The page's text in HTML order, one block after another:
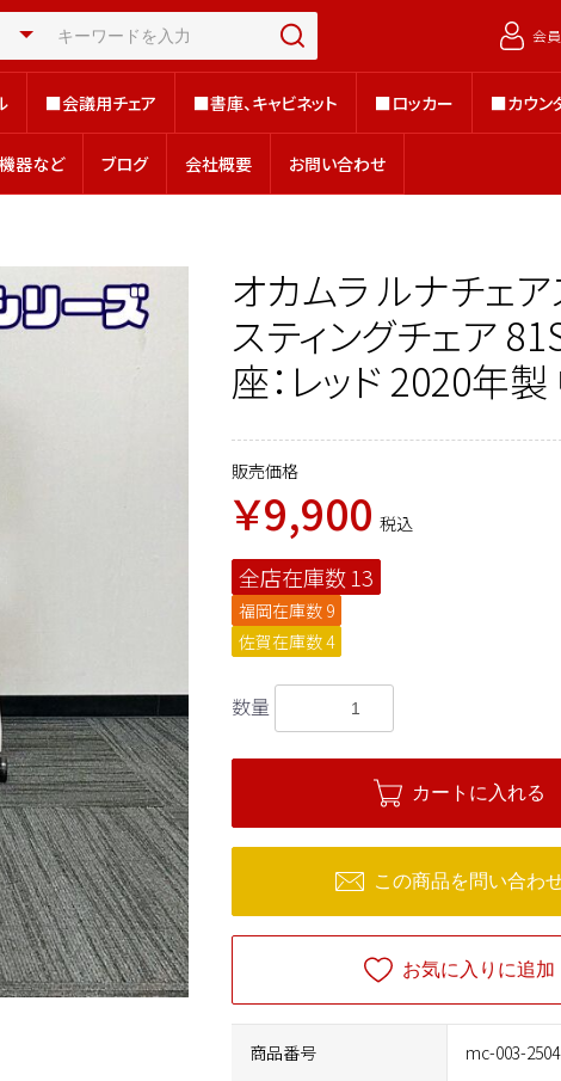
会
■会議用チェア ■書庫、キャビネット ■ロッカー ■カウン
器など ブログ 会社概要 お問い合わせ
■会議用チェア ■書庫、キャビネット ■ロッカー ■カウン
器など ブログ 会社概要 お問い合わせ
オカムラ ルナチェ
スティングチェア
座：レッド 2020年
販売価格
￥9,900 税込
全店在庫数13
福岡在庫数 9
佐賀在庫数4
数量
カートに入れる
この商品を問い合わ
お気に入りに追加
商品番号 mc-003-2504